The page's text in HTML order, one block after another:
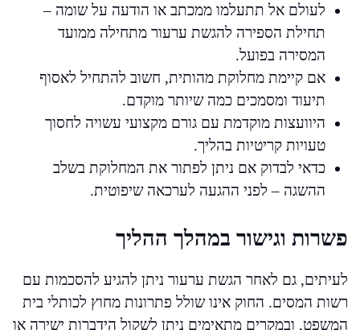
לעולם אל תתעלמו ממכתב או הודעה על שומה –
תחילת הספירה להגשת ערעור מתחילה ממועד
המסירה בפועל.
אם קיימת מחלוקת מהותית, חשוב להתחיל לאסוף
תיעוד ומסמכים כמה שיותר מוקדם.
היוועצות מוקדמת עם גורם מקצועי עשויה לחסוך
טעויות קריטיות בהליך.
כדאי לבדוק אם ניתן לפתור את המחלוקת בשלב
ההשגה – לפני ההגעה לערכאה שיפוטית.
פשרות וגישור במהלך ההליך
לעיתים, גם לאחר הגשת ערעור ניתן להגיע להסכמות עם
רשות המסים. החוק אינו שולל פתרונות מחוץ לכותלי בית
המשפט, ובמקרים מתאימים ניתן לשקול הידברות ישירה או